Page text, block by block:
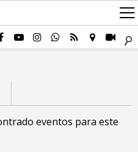
eventos para este